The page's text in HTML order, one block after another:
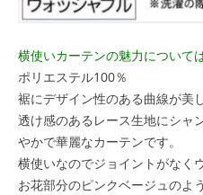
横使いカーテンの魅力について
ポリエステル100％
裾にデザイン性のある曲線が美
透け感のあるレース生地にシャ
やかで華麗なカーテンです。
横使いなのでジョイントがなく
お花部分のピンクベージュのよ